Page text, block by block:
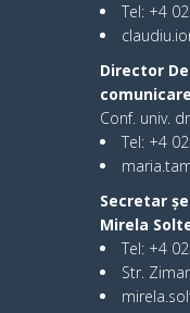
Tel: +4
Director
Conf. univ.
Tel: +4
Secretar
Mirela
Tel: +4
Str.